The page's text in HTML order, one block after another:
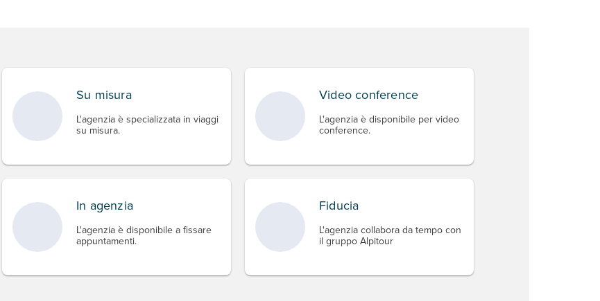
Su misura
L'agenzia è specializzata in viaggi
su misura.
Video conference
L'agenzia è disponibile per video
conference.
In agenzia
L'agenzia è disponibile a fissare
appuntamenti.
Fiducia
L'agenzia collabora da tempo con
il gruppo Alpitour